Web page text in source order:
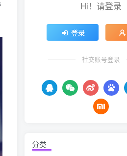
Hi！请登录
登录
社交账号登录
分类